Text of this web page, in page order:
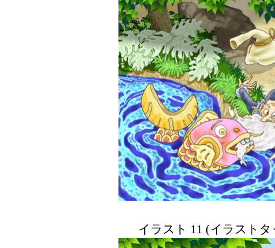
イラスト 11 (イラスト